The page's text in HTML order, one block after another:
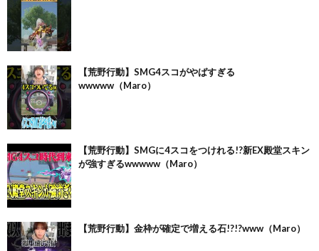
【荒野行動】SMG4スコがやばすぎる
wwwww（Maro）
【荒野行動】SMGに4スコをつけれる!?新EX殿堂スキン
が強すぎるwwwww（Maro）
【荒野行動】金枠が確定で増える石!?!?www（Maro）